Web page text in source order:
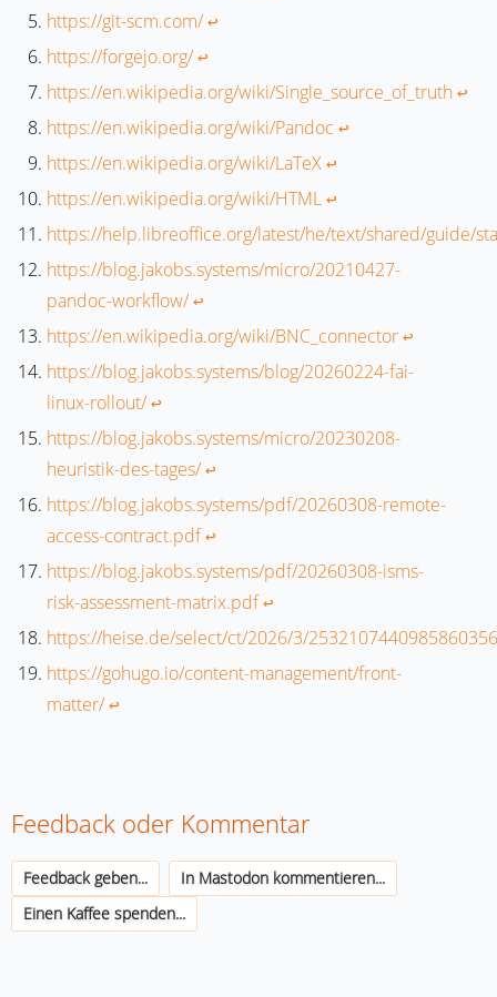
https://git-scm.com/↩︎
https://forgejo.org/↩︎
https://en.wikipedia.org/wiki/Single_source_of_truth↩︎
https://en.wikipedia.org/wiki/Pandoc ↩︎
https://en.wikipedia.org/wiki/LaTeX↩︎
https://en.wikipedia.org/wiki/HTML↩︎
https://help.libreoffice.org/latest/he/text/shared/guide/
https://blog.jakobs.systems/micro/20210427-
pandoc-workflow/↩︎
https://en.wikipedia.org/wiki/BNC_connector↩︎
https://blog.jakobs.systems/blog/20260224-fai-
linux-rollout/↩︎
https://blog.jakobs.systems/micro/20230208-
heuristik-des-tages/↩︎
https://blog.jakobs.systems/pdf/20260308-remote-
access-contract.pdf↩︎
https://blog.jakobs.systems/pdf/20260308-isms-
risk-assessment-matrix.pdf↩︎
https://heise.de/select/ct/2026/3/2532107440985860356
https://gohugo.io/content-management/front-
matter/↩︎
Feedback oder Kommentar
Feedback geben...
In Mastodon kommentieren...
Einen Kaffee spenden...